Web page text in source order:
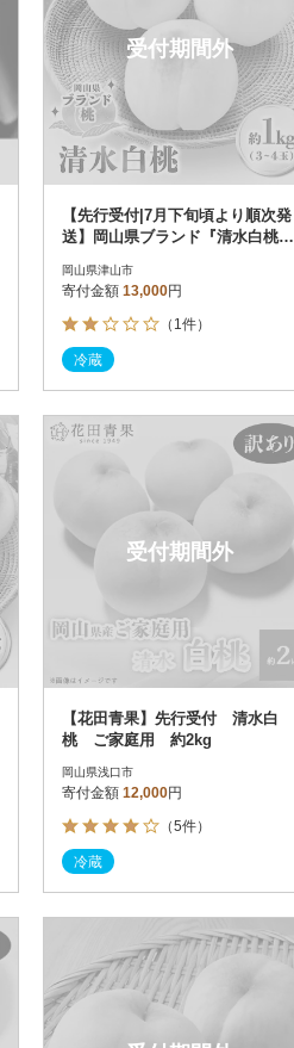
受付期間外
【先行受付|7月下旬頃より順次発
送】岡山県ブランド『清水白桃』
岡山県津山市
寄付金額 13,000円
（1件）
冷蔵
受付期間外
【花田青果】先行受付 清水白
桃 ご家庭用 約2kg
岡山県浅口市
寄付金額 12,000円
（5件）
冷蔵